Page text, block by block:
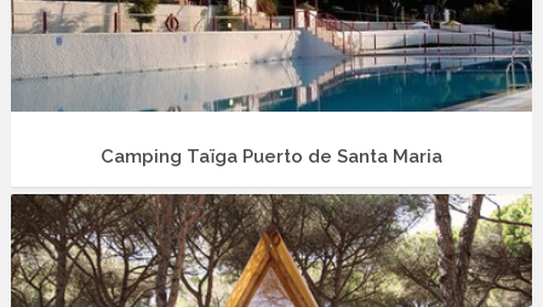
Camping Taïga Puerto de Santa Maria